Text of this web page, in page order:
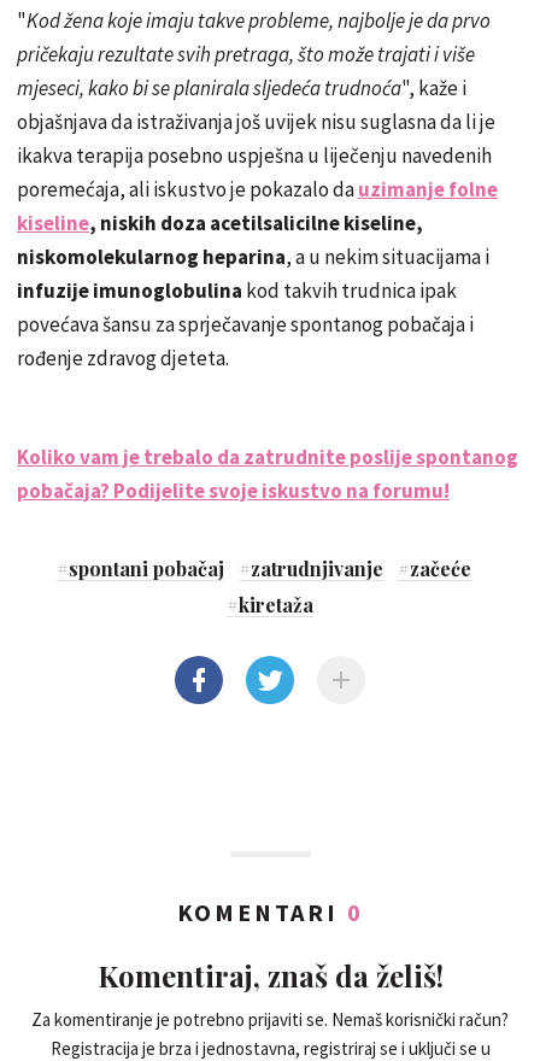
"Kod žena koje imaju takve probleme, najbolje je da prvo
pričekaju rezultate svih pretraga, što može trajati i više
mjeseci, kako bi se planirala sljedeća trudnoća", kaže i
objašnjava da istraživanja još uvijek nisu suglasna da li je
ikakva terapija posebno uspješna u liječenju navedenih
poremećaja, ali iskustvo je pokazalo dauzimanje folne
kiseline, niskih doza acetilsalicilne kiseline,
niskomolekularnog heparina, a u nekim situacijama i
infuzije imunoglobulina kod takvih trudnica ipak
povećava šansu za sprječavanje spontanog pobačaja i
rođenje zdravog djeteta.
Koliko vam je trebalo da zatrudnite poslije spontanog
pobačaja? Podijelite svoje iskustvo na forumu!
#spontani pobačaj #zatrudnjivanje #začeće
#kiretaža
KOMENTARI 0
Komentiraj, znaš da želiš!
Za komentiranje je potrebno prijaviti se. Nemaš korisnički račun?
Registracija je brza i jednostavna, registriraj se i uključi se u